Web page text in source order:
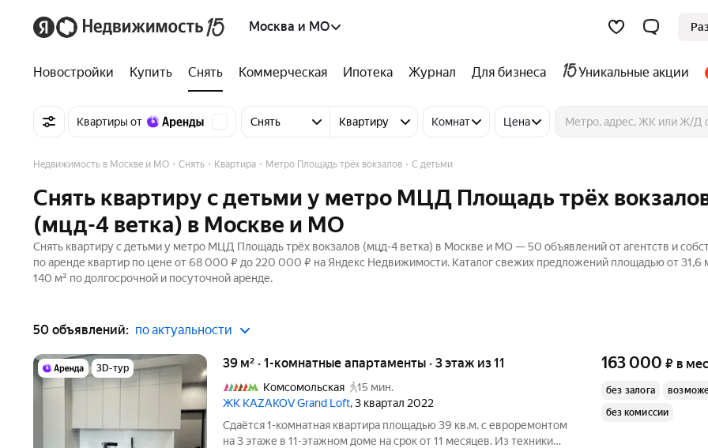
Москва и МО
Новостройки Купить Снять Коммерческая Ипотека Журнал Для бизнеса Уникальные акции
Квартиры от Снять Квартиру Комнат Цена
Недвижимость в Москве и МО Снять Квартира Метро Площадь трёх вокзалов С детьми
Снять квартиру с детьми у метро МЦД Площадь трёх
(мцд-4 ветка) в Москве и МО
Снять квартиру с детьми у метро МЦД Площадь трёх вокзалов (мцд-4 ветка) в Москве и МО — 50 объявлений от агентств и
по аренде квартир по цене от 68 000 ₽ до 220 000 ₽ на Яндекс Недвижимости. Каталог свежих предложений площадью от 31,6
140 м² по долгосрочной и посуточной аренде.
50 объявлений: по актуальности
3D-тур 39 м² · 1-комнатные апартаменты · 3 этаж из 11
Комсомольская
15 мин.
ЖК KAZAKOV Grand Loft, 3 квартал 2022
Сдаётся 1-комнатная квартира площадью 39 кв.м. с евроремонтом
на 3 этаже в 11-этажном доме на срок от 11 месяцев. Из техники
163 000 ₽ в
без залога
без комиссии